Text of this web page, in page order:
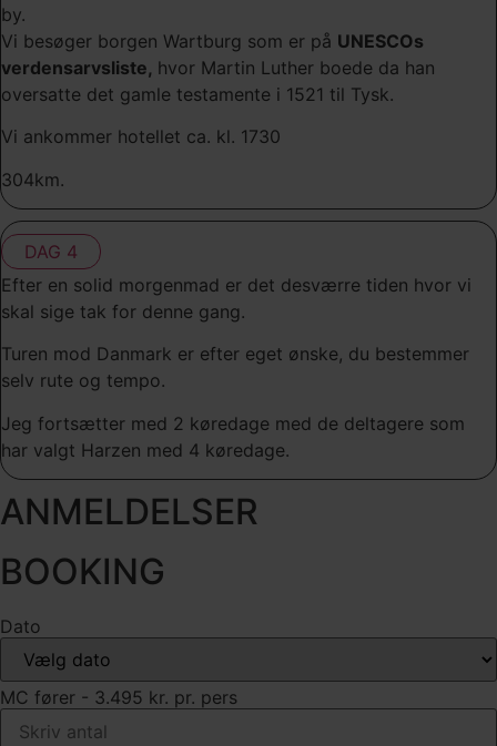
by.
Vi besøger borgen Wartburg som er på UNESCOs
verdensarvsliste, hvor Martin Luther boede da han
oversatte det gamle testamente i 1521 til Tysk.
Vi ankommer hotellet ca. kl. 1730
304km.
DAG 4
Efter en solid morgenmad er det desværre tiden hvor vi
skal sige tak for denne gang.
Turen mod Danmark er efter eget ønske, du bestemmer
selv rute og tempo.
Jeg fortsætter med 2 køredage med de deltagere som
har valgt Harzen med 4 køredage.
ANMELDELSER
BOOKING
Dato
MC fører - 3.495 kr. pr. pers